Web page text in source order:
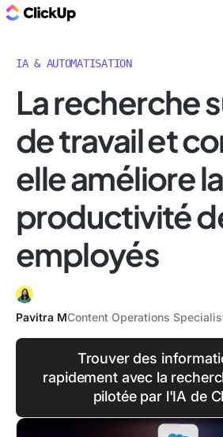
IA & AUTOMATISATION
La recherche
de travail et
elle améliore la
productivité
employés
Pavitra MContent Operations
Trouver des
rapidement avec la
pilotée par l'IA de